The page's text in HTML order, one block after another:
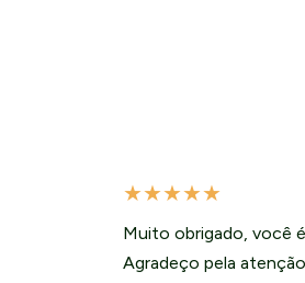
★★★★★
Muito obrigado, você
Agradeço pela